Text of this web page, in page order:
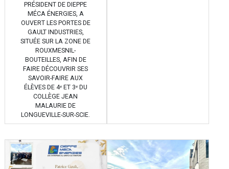
PRÉSIDENT DE DIEPPE
MÉCA ÉNERGIES, A
OUVERT LES PORTES DE
GAULT INDUSTRIES,
SITUÉE SUR LA ZONE DE
ROUXMESNIL-
BOUTEILLES, AFIN DE
FAIRE DÉCOUVRIR SES
SAVOIR-FAIRE AUX
ÉLÈVES DE 4ᵉ ET 3ᵉ DU
COLLÈGE JEAN
MALAURIE DE
LONGUEVILLE-SUR-SCIE.